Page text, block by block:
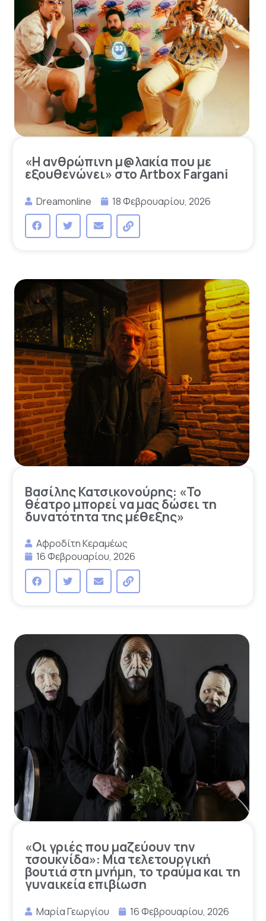
«Η ανθρώπινη μ@λακία που με
εξουθενώνει» στο Artbox Fargani
Dreamonline 18 Φεβρουαρίου, 2026
Βασίλης Κατσικονούρης: «Το
θέατρο μπορεί να μας δώσει τη
δυνατότητα της μέθεξης»
Αφροδίτη Κεραμέως
16 Φεβρουαρίου, 2026
«Οι γριές που μαζεύουν την
τσουκνίδα»: Μια τελετουργική
βουτιά στη μνήμη, το τραύμα και τη
γυναικεία επιβίωση
Μαρία Γεωργίου 16 Φεβρουαρίου, 2026